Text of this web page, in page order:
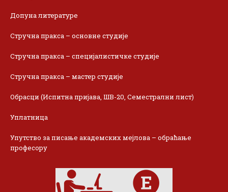
Допуна литературе
Стручна пракса – основне студије
Стручна пракса – специјалистичке студије
Стручна пракса – мастер студије
Обрасци (Испитна пријава, ШВ-20, Семестрални лист)
Уплатница
Упутство за писање академских мејлова – обраћање
професору